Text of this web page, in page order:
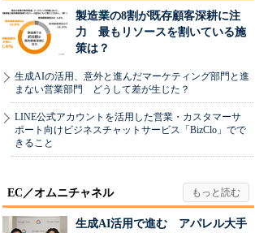
製造業の8割が既存顧客深耕に注
力 最もリソースを割いている施
策は？
生成AIの活用、意外と進んだマーケティング部門と進
まない営業部門 どうして差が生じた？
LINE公式アカウントを活用した営業・カスタマーサ
ポート向けビジネスチャットサービス「BizClo」でで
きること
EC／オムニチャネル
生成AI活用で進む アパレル大手